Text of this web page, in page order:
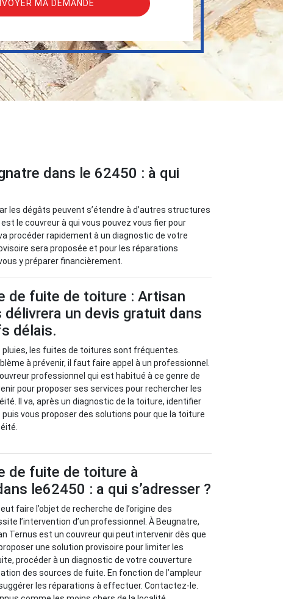
dans le 62450 : à qui
les dégâts peuvent s’étendre à d’autres structures
le couvreur à qui vous pouvez vous fier pour
procéder rapidement à un diagnostic de votre
sera proposée et pour les réparations
y préparer financièrement.
de fuite de toiture : Artisan
délivrera un devis gratuit dans
délais.
pluies, les fuites de toitures sont fréquentes.
à prévenir, il faut faire appel à un professionnel.
professionnel qui est habitué à ce genre de
pour proposer ses services pour rechercher les
Il va, après un diagnostic de la toiture, identifier
vous proposer des solutions pour que la toiture
de fuite de toiture à
le62450 : a qui s’adresser ?
faire l’objet de recherche de l’origine des
l’intervention d’un professionnel. À Beugnatre,
Ternus est un couvreur qui peut intervenir dès que
une solution provisoire pour limiter les
procéder à un diagnostic de votre couverture
des sources de fuite. En fonction de l’ampleur
les réparations à effectuer. Contactez-le.